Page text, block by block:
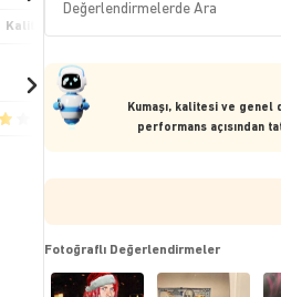
Kalite (3)
(2) (2)
Kumaşı, kalitesi ve genel
performans açısından
Fotoğraflı Değerlendirmeler